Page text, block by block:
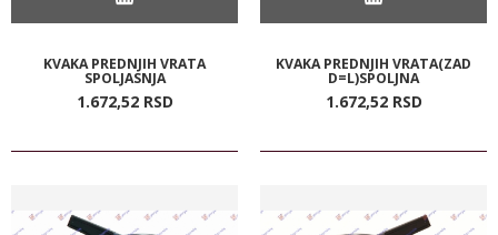
KVAKA PREDNJIH VRATA
SPOLJASNJA
1.672,52 RSD
KVAKA PREDNJIH VRATA(ZAD
D=L)SPOLJNA
1.672,52 RSD